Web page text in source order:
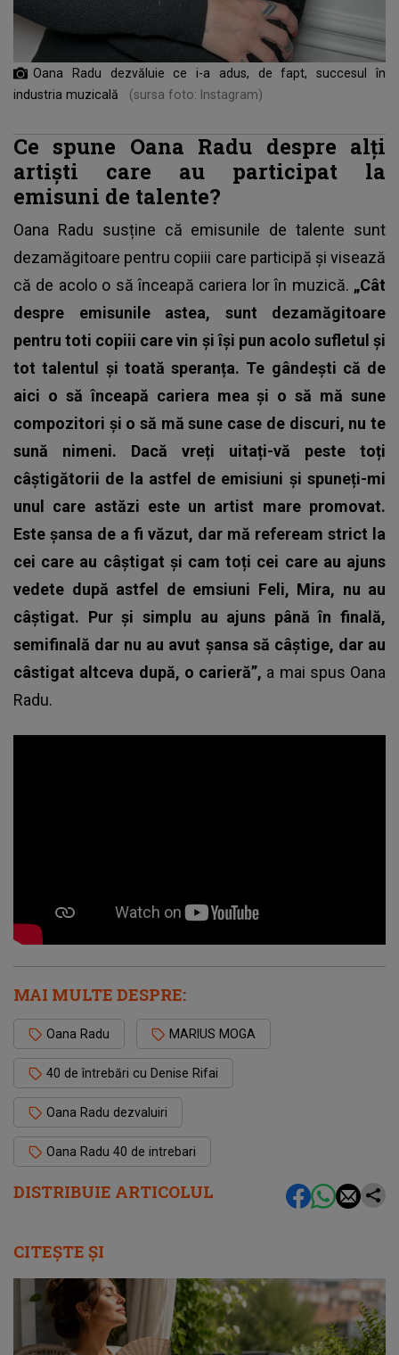
DISTRIBUIE ARTICOLUL
Oana Radu dezvăluie ce i-a adus, de fapt, succesul în
industria muzicală
(sursa foto: Instagram)
Ce spune Oana Radu despre alți
artiști care au participat la
emisuni de talente?
Oana Radu susține că emisunile de talente sunt
dezamăgitoare pentru copiii care participă și visează
că de acolo o să înceapă cariera lor în muzică. „Cât
despre emisunile astea, sunt dezamăgitoare
pentru toti copiii care vin și își pun acolo sufletul și
tot talentul și toată speranța. Te gândești că de
aici o să înceapă cariera mea și o să mă sune
compozitori și o să mă sune case de discuri, nu te
sună nimeni. Dacă vreți uitați-vă peste toți
câștigătorii de la astfel de emisiuni și spuneți-mi
unul care astăzi este un artist mare promovat.
Este șansa de a fi văzut, dar mă refeream strict la
cei care au câștigat și cam toți cei care au ajuns
vedete după astfel de emsiuni Feli, Mira, nu au
câștigat. Pur și simplu au ajuns până în finală,
semifinală dar nu au avut șansa să câștige, dar au
câstigat altceva după, o carieră”, a mai spus Oana
Radu.
MAI MULTE DESPRE:
Oana Radu MARIUS MOGA
40 de întrebări cu Denise Rifai
Oana Radu dezvaluiri
Oana Radu 40 de intrebari
CITEȘTE ȘI